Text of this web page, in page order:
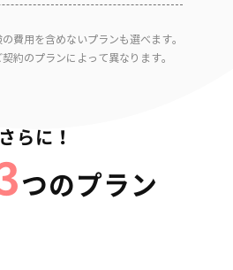
費用を含めないプランも選べます。
約のプランによって異なります。
さらに！
つのプラン